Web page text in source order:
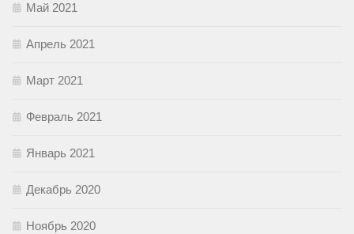
Май 2021
Апрель 2021
Март 2021
Февраль 2021
Январь 2021
Декабрь 2020
Ноябрь 2020